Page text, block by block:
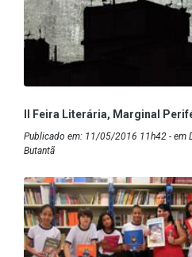
II Feira Literária, Marginal
Publicado em: 11/05/2016 11h42 - em
Butantã